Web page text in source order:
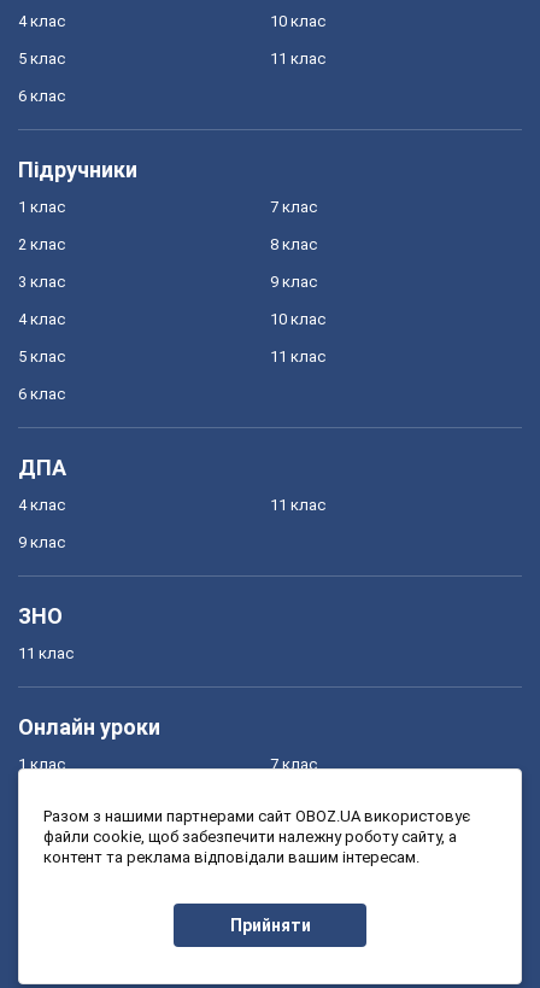
4 клас
5 клас
6 клас
10 клас
11 клас
Підручники
1 клас
2 клас
3 клас
4 клас
5 клас
6 клас
7 клас
8 клас
9 клас
10 клас
11 клас
ДПА
4 клас
9 клас
11 клас
ЗНО
11 клас
Онлайн уроки
1 клас
3 клас
7 клас
9 клас
Разом з нашими партнерами сайт OBOZ.UA використовує
файли cookie, щоб забезпечити належну роботу сайту, а
контент та реклама відповідали вашим інтересам.
Прийняти